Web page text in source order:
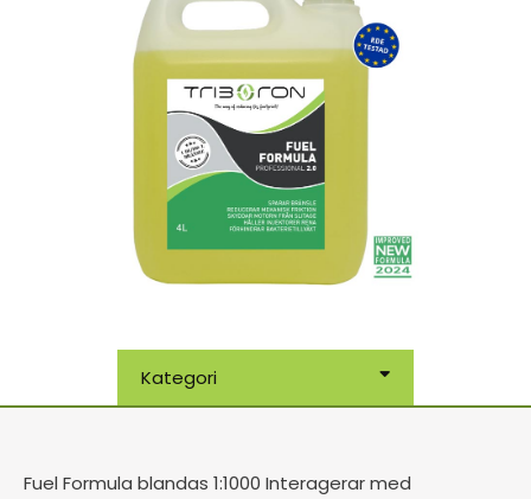
Kategori
Fuel Formula blandas 1:1000 Interagerar med